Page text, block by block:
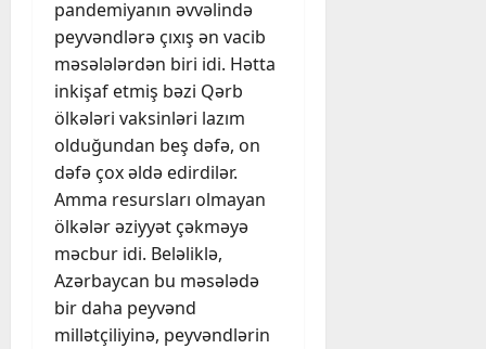
pandemiyanın əvvəlində
peyvəndlərə çıxış ən vacib
məsələlərdən biri idi. Hətta
inkişaf etmiş bəzi Qərb
ölkələri vaksinləri lazım
olduğundan beş dəfə, on
dəfə çox əldə edirdilər.
Amma resursları olmayan
ölkələr əziyyət çəkməyə
məcbur idi. Beləliklə,
Azərbaycan bu məsələdə
bir daha peyvənd
millətçiliyinə, peyvəndlərin